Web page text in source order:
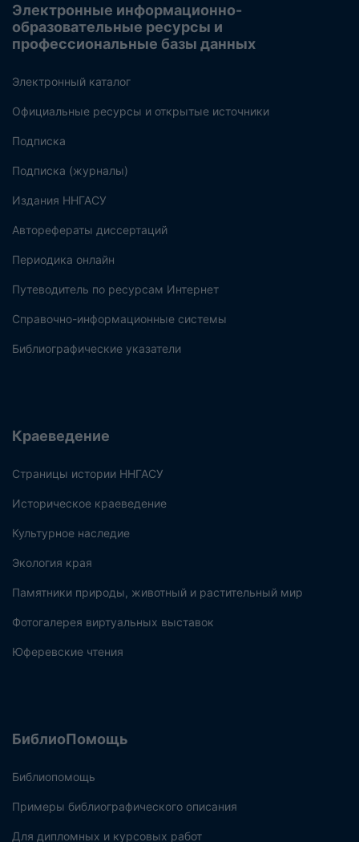
Электронные информационно-
образовательные ресурсы и
профессиональные базы данных
Электронный каталог
Официальные ресурсы и открытые источники
Подписка
Подписка (журналы)
Издания ННГАСУ
Авторефераты диссертаций
Периодика онлайн
Путеводитель по ресурсам Интернет
Справочно-информационные системы
Библиографические указатели
Краеведение
Страницы истории ННГАСУ
Историческое краеведение
Культурное наследие
Экология края
Памятники природы, животный и растительный мир
Фотогалерея виртуальных выставок
Юферевские чтения
БиблиоПомощь
Библиопомощь
Примеры библиографического описания
Для дипломных и курсовых работ